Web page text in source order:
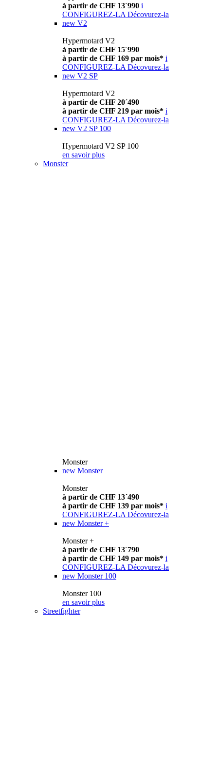
à partir de CHF 13´990 i
CONFIGUREZ-LA Décovurez-la
new V2
Hypermotard V2
à partir de CHF 15´990
à partir de CHF 169 par mois* i
CONFIGUREZ-LA Décovurez-la
new V2 SP
Hypermotard V2
à partir de CHF 20´490
à partir de CHF 219 par mois* i
CONFIGUREZ-LA Décovurez-la
new V2 SP 100
Hypermotard V2 SP 100
en savoir plus
Monster
Monster
new Monster
Monster
à partir de CHF 13´490
à partir de CHF 139 par mois* i
CONFIGUREZ-LA Décovurez-la
new Monster +
Monster +
à partir de CHF 13´790
à partir de CHF 149 par mois* i
CONFIGUREZ-LA Décovurez-la
new Monster 100
Monster 100
en savoir plus
Streetfighter